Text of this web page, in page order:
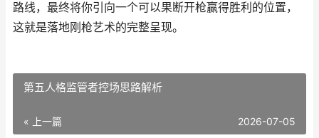
路线，最终将你引向一个可以果断开枪赢得胜利的位置，
这就是落地刚枪艺术的完整呈现。
第五人格监管者控场思路解析
« 上一篇 2026-07-05